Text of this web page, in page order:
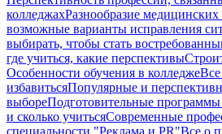
колледжахРазнообразие
возможные варианты исправления
выбирать, чтобы стать
где учиться, какие перспективы
Особенности обучения в колледже
избавитьсяПопулярные и
выбореПодготовительные программы
и сколько учитьсяСовременные
специальности "Реклама и PR"Все о